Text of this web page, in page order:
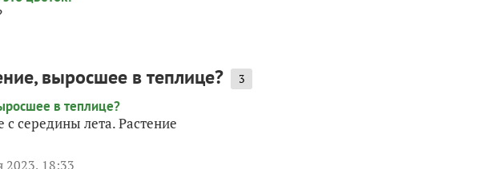
выросшее в теплице? 3
с середины лета. Растение
2023, 18:33